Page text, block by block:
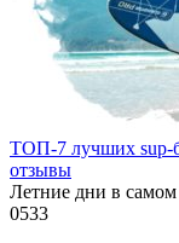
ТОП-7 лучших sup-
отзывы
Летние дни в самом
0533